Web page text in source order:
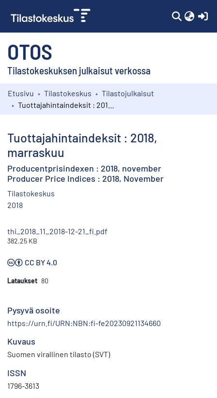
OTOS
Tilastokeskuksen julkaisut verkossa
Kokoelmat
Etusivu Tilastokeskus
Tilastojulkaisut
Tuottajahintaindeksit : 2018,
marraskuu
Producentprisindexen : 2018, november
Producer Price Indices : 2018, November
Tilastokeskus
2018
thi_2018_11_2018-12-21_fi.pdf
382.25 KB
CC BY 4.0
Lataukset 80
Pysyvä osoite
https://urn.fi/URN:NBN:fi-fe20230921134660
Kuvaus
Suomen virallinen tilasto (SVT)
ISSN
1796-3613